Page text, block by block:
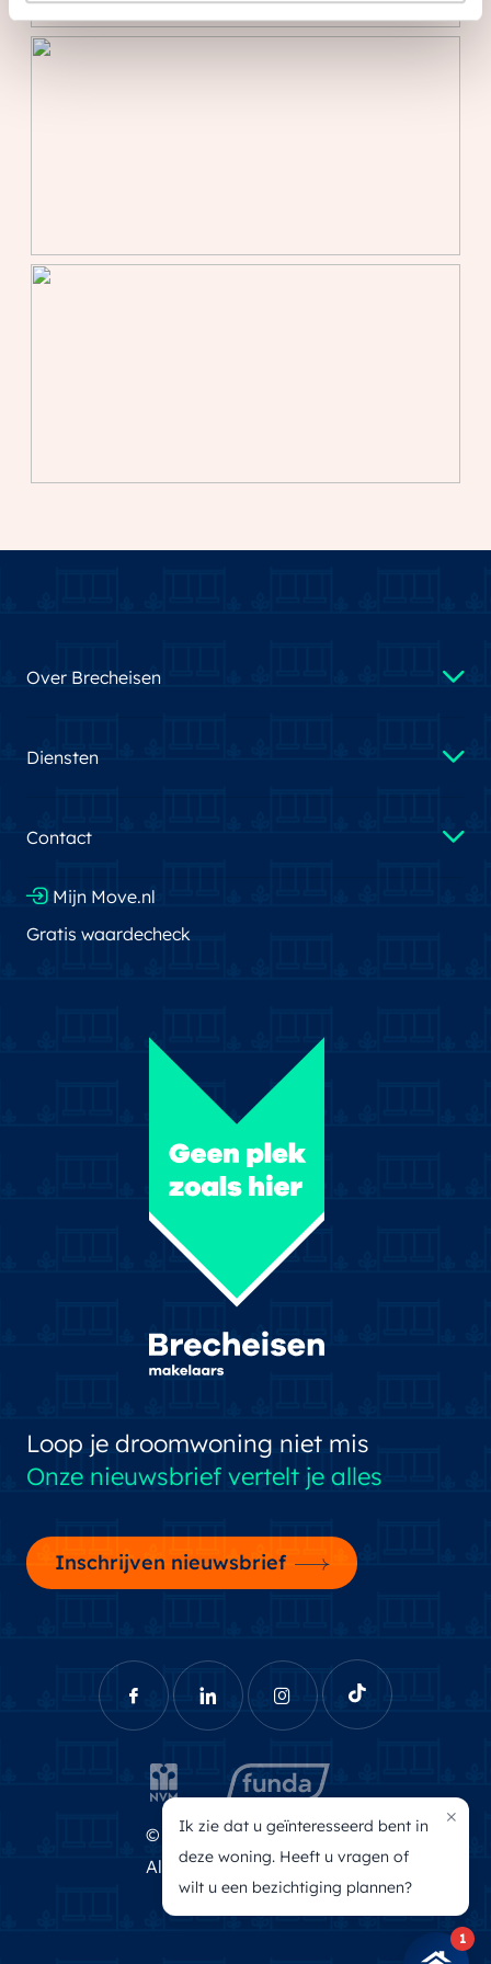
Loop je droomwoning niet mis
Onze nieuwsbrief vertelt je alles
Inschrijven nieuwsbrief
Over Brecheisen
Diensten
Contact
Mijn Move.nl
Gratis waardecheck
© Brecheisen Makelaars
Algemene voorwaarden
Privacyverklaring
1
×
Ik zie dat u geïnteresseerd bent in
deze woning. Heeft u vragen of
wilt u een bezichtiging plannen?